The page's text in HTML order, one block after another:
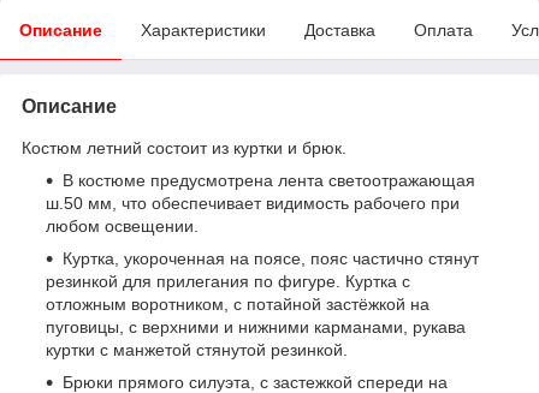
Описание Характеристики Доставка Оплата
Описание
Костюм летний состоит из куртки и брюк.
В костюме предусмотрена лента светоотражающая
ш.50 мм, что обеспечивает видимость рабочего при
любом освещении.
Куртка, укороченная на поясе, пояс частично стянут
резинкой для прилегания по фигуре. Куртка с
отложным воротником, с потайной застёжкой на
пуговицы, с верхними и нижними карманами, рукава
куртки с манжетой стянутой резинкой.
Брюки прямого силуэта, с застежкой спереди на